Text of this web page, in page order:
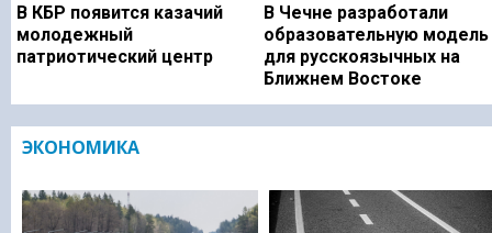
В КБР появится казачий
молодежный
патриотический центр
В Чечне разработали
образовательную модель
для русскоязычных на
Ближнем Востоке
ЭКОНОМИКА